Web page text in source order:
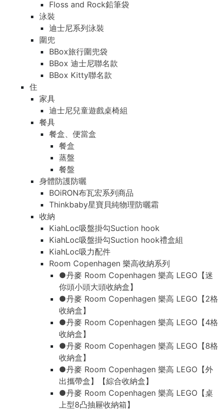
Floss and Rock鉛筆袋
泳裝
迪士尼系列泳裝
圍兜
BBox旅行圍兜袋
BBox 迪士尼聯名款
BBox Kitty聯名款
住
家具
迪士尼兒童遊戲桌椅組
餐具
餐盒、便當盒
餐盒
蒸盤
餐盤
身體防護防曬
BOiRON布瓦宏系列商品
Thinkbaby星寶貝純物理防曬霜
收納
KiahLoc吸盤掛勾Suction hook
KiahLoc吸盤掛勾Suction hook禮盒組
KiahLoc吸力配件
Room Copenhagen 樂高收納系列
●丹麥 Room Copenhagen 樂高 LEGO【迷
你頭小頭大頭收納盒】
●丹麥 Room Copenhagen 樂高 LEGO【2格
收納盒】
●丹麥 Room Copenhagen 樂高 LEGO【4格
收納盒】
●丹麥 Room Copenhagen 樂高 LEGO【8格
收納盒】
●丹麥 Room Copenhagen 樂高 LEGO【外
出攜帶盒】【綜合收納盒】
●丹麥 Room Copenhagen 樂高 LEGO【桌
上型8凸抽屜收納箱】